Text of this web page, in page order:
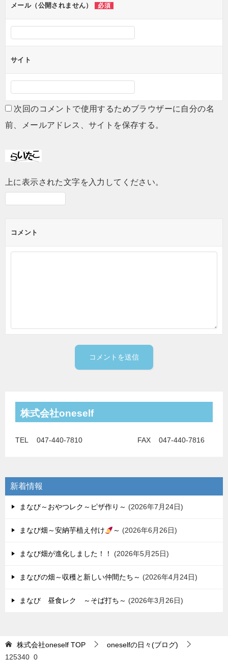
ン
メール（公開されません） 必須
サイト
次回のコメントで使用するためブラウザーに自分の名
前、メールアドレス、サイトを保存する。
上に表示された文字を入力してください。
コメント
株式会社oneself
TEL 047-440-7810 FAX 047-440-7816
新着情報
まなび～おやつレク～ピザ作り～ 2026年7月24日
まなび畑～安納芋植え付け ～ 2026年6月26日
まなび畑が進化しました！！ 2026年5月25日
まなびの畑～収穫と新しい仲間たち～ 2026年4月24日
まなび 昼食レク ～そば打ち～ 2026年3月26日
株式会社oneself TOP
oneselfの日々(ブログ)
125340_0